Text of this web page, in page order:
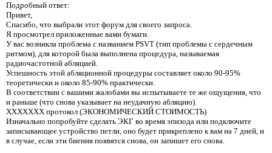
Подробный ответ:
Привет,
Спасибо, что выбрали этот форум для своего запроса.
Я просмотрел приложенные вами бумаги.
У вас возникла проблема с названием PSVT (тип проблемы с сердечным
ритмом), для которой была выполнена процедура, называемая
радиочастотной абляцией.
Успешность этой абляционной процедуры составляет около 90-95%
теоретически и около 85-90% практически.
В соответствии с вашими жалобами вы испытываете те же ощущения, что
и раньше (что снова указывает на неудачную абляцию).
XXXXXXX протокол (ЭКОНОМИЧЕСКИЙ СТОИМОСТЬ)
Изначально попробуйте сделать ЭКГ во время эпизода или подключите
записывающее устройство петли, оно будет прикреплено к вам на 7 дней, и
в случае, если эти биения появятся снова, он запишет его снова.